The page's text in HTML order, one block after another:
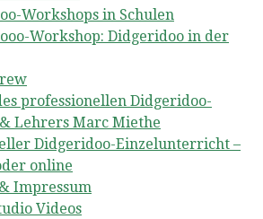
Workshops in Schulen
Workshop: Didgeridoo in der
professionellen Didgeridoo-
Lehrers Marc Miethe
Didgeridoo-Einzelunterricht –
online
Impressum
Videos